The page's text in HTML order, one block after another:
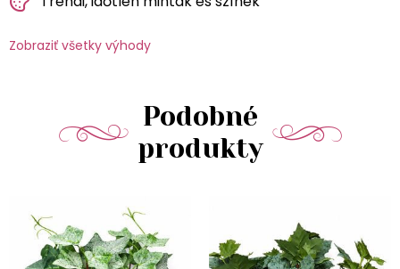
Zobraziť všetky výhody
Podobné
produkty